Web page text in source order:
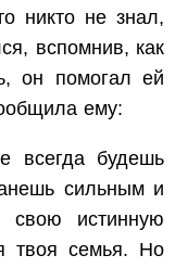
никто не знал,
вспомнив, как
он помогал ей
ему:
всегда будешь
сильным и
истинную
твоя семья. Но